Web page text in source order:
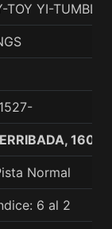
TOY YI-
1600
Normal
6 al 2